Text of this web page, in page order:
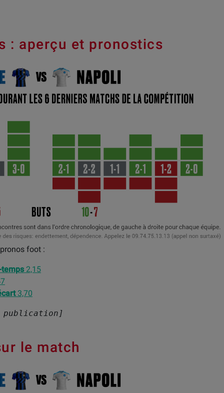
: aperçu et pronostics
foot :
2,15
3,70
publication]
le match